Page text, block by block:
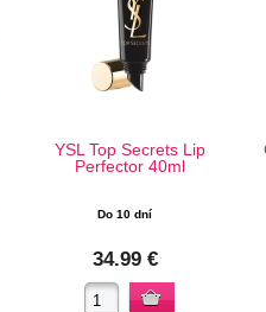
YSL Top Secrets Lip
Perfector 40ml
Do 10 dní
34.99 €